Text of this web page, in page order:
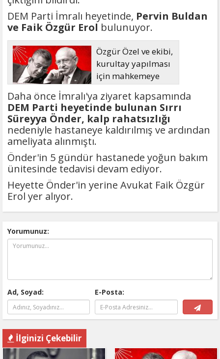
DEM Parti İmralı heyetinde, Pervin Buldan
ve Faik Özgür Erol bulunuyor.
Özgür Özel ve ekibi,
kurultay yapılması
için mahkemeye
başvuruyor
Daha önce İmralı'ya ziyaret kapsamında
DEM Parti heyetinde bulunan Sırrı
Süreyya Önder, kalp rahatsızlığı
nedeniyle hastaneye kaldırılmış ve ardından
ameliyata alınmıştı.
Önder'in 5 gündür hastanede yoğun bakım
ünitesinde tedavisi devam ediyor.
Heyette Önder'in yerine Avukat Faik Özgür
Erol yer alıyor.
Yorumunuz:
Ad, Soyad: E-Posta:
İlginizi Çekebilir